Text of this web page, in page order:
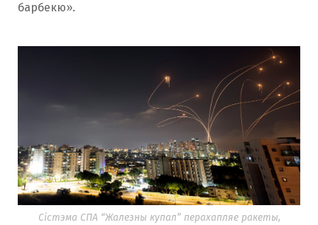
барбекю».
Сістэма СПА “Жалезны купал” перахапляе ракеты,